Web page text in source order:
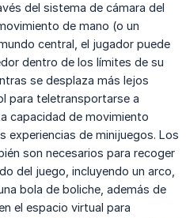
del sistema de cámara del
de mano (o un
central, el jugador puede
dentro de los límites de su
se desplaza más lejos
para teletransportarse a
capacidad de movimiento
experiencias de minijuegos. Los
son necesarios para recoger
del juego, incluyendo un arco,
bola de boliche, además de
el espacio virtual para